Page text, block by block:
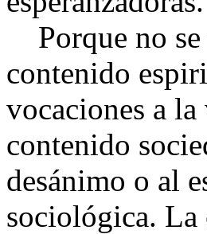
Porque no se
contenido
vocaciones a
contenido
desánimo o al
sociológica. La